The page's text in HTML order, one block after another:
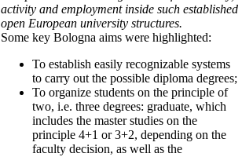
activity and employment inside such established
open European university structures.
Some key Bologna aims were highlighted:
To establish easily recognizable systems
to carry out the possible diploma degrees;
To organize students on the principle of
two, i.e. three degrees: graduate, which
includes the master studies on the
principle 4+1 or 3+2, de­pending on the
faculty decision, as well as the